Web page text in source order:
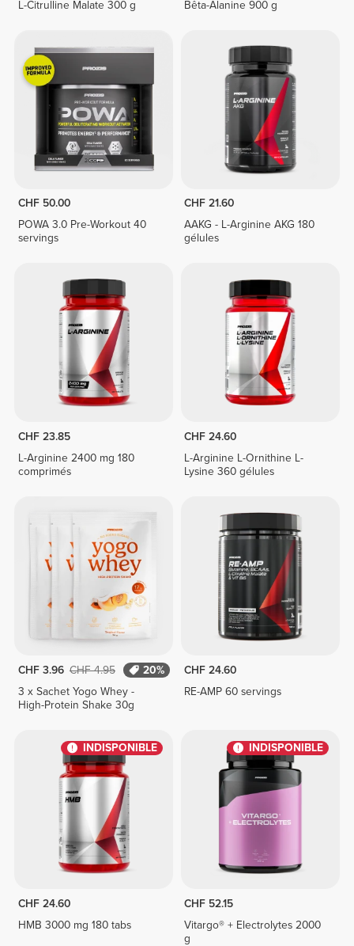
L-Citrulline Malate 300 g Bêta-Alanine 900 g
CHF 50.00
POWA 3.0 Pre-Workout 40
servings
CHF 21.60
AAKG - L-Arginine AKG 180
gélules
CHF 23.85
L-Arginine 2400 mg 180
comprimés
CHF 24.60
L-Arginine L-Ornithine L-
Lysine 360 gélules
CHF 3.96 CHF 4.95
20%
3 x Sachet Yogo Whey -
High-Protein Shake 30g
CHF 24.60
RE-AMP 60 servings
INDISPONIBLE
CHF 24.60
HMB 3000 mg 180 tabs
INDISPONIBLE
CHF 52.15
Vitargo® + Electrolytes 2000
g